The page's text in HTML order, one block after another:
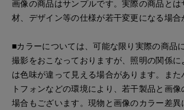
画像の商品はサンプルです。実際の商品と
材、デザイン等の仕様が若干変更になる場合
■カラーについては、可能な限り実際の商品
撮影をおこなっておりますが、照明の関係に
は色味が違って見える場合があります。ま
トフォンなどの環境により、若干製品と画
場合もございます。現物と画像のカラー差異